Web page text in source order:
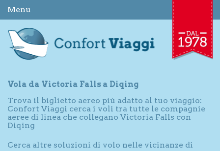
Menu
Vola da Victoria Falls a Diqing
Trova il biglietto aereo più adatto al tuo viaggio:
Confort Viaggi cerca i voli tra tutte le compagnie
aeree di linea che collegano Victoria Falls con
Diqing
Cerca altre soluzioni di volo nelle vicinanze di